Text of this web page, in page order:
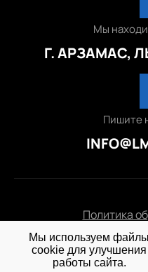
Г. АРЗАМАС,
Мы
Пишите
Политика
©
Мы используем файлы
cookie для улучшения
работы сайта.